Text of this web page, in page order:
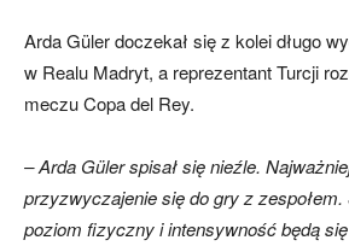
Arda Güler doczekał się z kolei długo
w Realu Madryt, a reprezentant Turcji
meczu Copa del Rey.
– Arda Güler spisał się nieźle.
przyzwyczajenie się do gry z zespołem.
poziom fizyczny i intensywność będą